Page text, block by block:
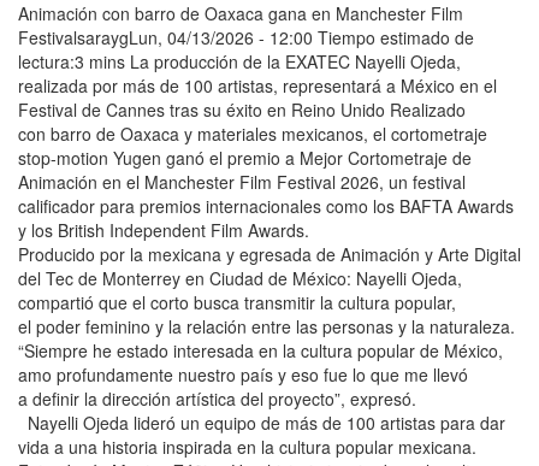
Animación con barro de Oaxaca gana en Manchester Film
FestivalsaraygLun, 04/13/2026 - 12:00 Tiempo estimado de
lectura:3 mins La producción de la EXATEC Nayelli Ojeda,
realizada por más de 100 artistas, representará a México en el
Festival de Cannes tras su éxito en Reino Unido Realizado
con barro de Oaxaca y materiales mexicanos, el cortometraje
stop-motion Yugen ganó el premio a Mejor Cortometraje de
Animación en el Manchester Film Festival 2026, un festival
calificador para premios internacionales como los BAFTA Awards
y los British Independent Film Awards.
Producido por la mexicana y egresada de Animación y Arte Digital
del Tec de Monterrey en Ciudad de México: Nayelli Ojeda,
compartió que el corto busca transmitir la cultura popular,
el poder feminino y la relación entre las personas y la naturaleza.
“Siempre he estado interesada en la cultura popular de México,
amo profundamente nuestro país y eso fue lo que me llevó
a definir la dirección artística del proyecto”, expresó.
Nayelli Ojeda lideró un equipo de más de 100 artistas para dar
vida a una historia inspirada en la cultura popular mexicana.